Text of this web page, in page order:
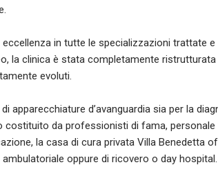
eccellenza in tutte le specializzazioni trattate
la clinica è stata completamente
evoluti.
apparecchiature d’avanguardia sia per la
costituito da professionisti di fama,
la casa di cura privata Villa Benedetta
ambulatoriale oppure di ricovero o day hospital.